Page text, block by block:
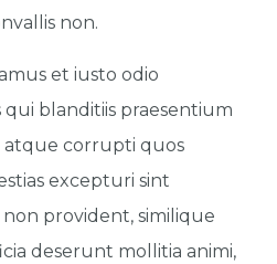
non.
et iusto odio
qui blanditiis praesentium
corrupti quos
excepturi sint
provident, similique
deserunt mollitia animi,